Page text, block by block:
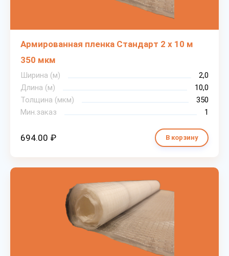
Армированная пленка Стандарт 2 х 10 м
350 мкм
Ширина (м)
2,0
Длина (м)
10,0
Толщина (мкм)
350
Мин.заказ
1
694.00 ₽ В корзину